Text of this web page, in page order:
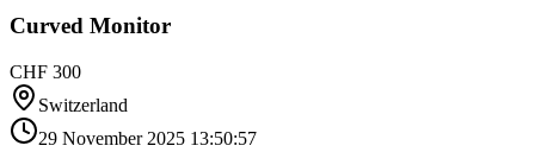
Curved Monitor
CHF 300
Switzerland
29 November 2025 13:50:57